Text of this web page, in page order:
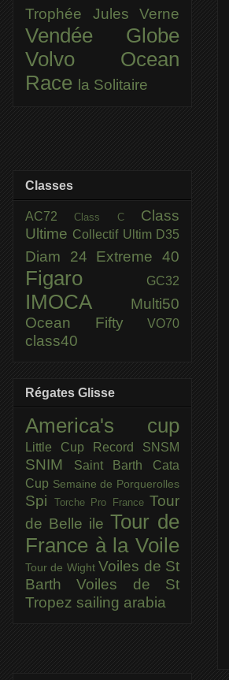
Trophée Jules Verne
Vendée Globe
Volvo Ocean
Race la Solitaire
Classes
AC72Class C Class
Ultime Collectif Ultim D35
Diam 24 Extreme 40
Figaro GC32
IMOCA
Multi50
Ocean Fifty
VO70
class40
Régates Glisse
America's cup
Little Cup Record SNSM
SNIM
Saint Barth Cata
Cup Semaine de Porquerolles
Spi Torche Pro France Tour
de Belle ile Tour de
France à la Voile
Tour de Wight Voiles de St
BarthVoiles de St
Tropez sailing arabia